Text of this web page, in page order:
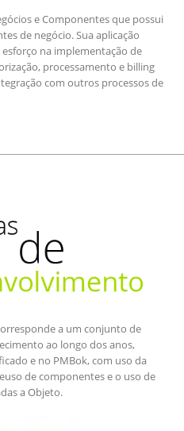
e Componentes que possui
de negócio. Sua aplicação
na implementação de
processamento e billing
com outros processos de
a um conjunto de
ao longo dos anos,
e no PMBok, com uso da
de componentes e o uso de
a Objeto.